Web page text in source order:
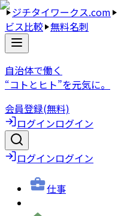
ジチタイワークス.com
ビス比較 無料名刺
自治体で働く
“コトとヒト”を元気に。
会員登録(無料)
ログインログイン
ログインログイン
仕事